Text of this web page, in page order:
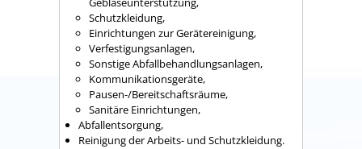
Schutzkleidung,
Einrichtungen zur Gerätereinigung,
Verfestigungsanlagen,
Sonstige Abfallbehandlungsanlagen,
Kommunikationsgeräte,
Pausen-/Bereitschaftsräume,
Sanitäre Einrichtungen,
Abfallentsorgung,
Reinigung der Arbeits- und Schutzkleidung.